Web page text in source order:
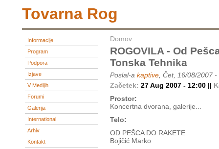
Tovarna Rog
Informacije
Program
Podpora
Izjave
V Medijih
Forumi
Galerija
International
Arhiv
Kontakt
Domov
ROGOVILA - Od
Tonska Tehnika
Poslal-a kaptive , Čet, 16/08/2007
Začetek: 27 Aug 2007 - 12:00 ||
Prostor:
Koncertna dvorana, galerije...
Telo:
OD PEŠCA DO RAKETE
Bojičić Marko